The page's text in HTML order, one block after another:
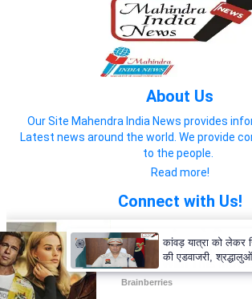
About Us
Our Site Mahendra India News provides
Latest news around the world. We provide
to the people.
Read more!
Connect with Us!
© 2022 Mahendra India News
कांवड़ यात्रा को लेकर
की एडवाजरी,
पुख्ता इंतजाम